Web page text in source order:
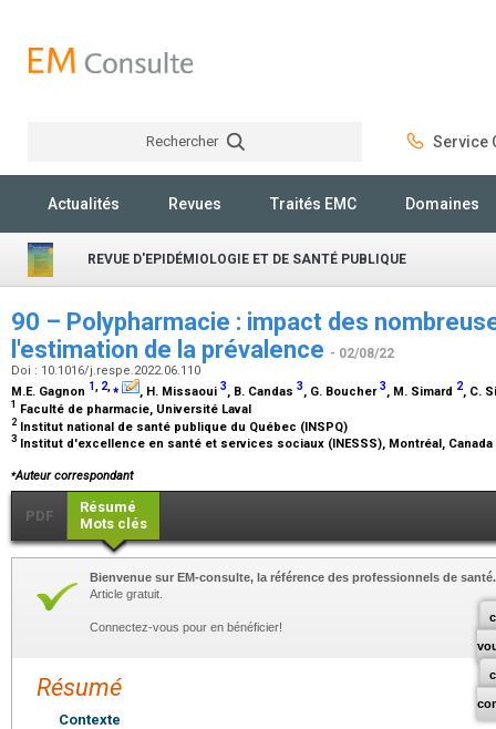
Rechercher Service
Actualités Revues Traités EMC Domaines
REVUE D'EPIDÉMIOLOGIE ET DE SANTÉ PUBLIQUE
90 – Polypharmacie : impact des
l'estimation de la prévalence - 02/08/22
Doi : 10.1016/j.respe.2022.06.110
M.E. Gagnon 1, 2,⁎ , H. Missaoui 3, B. Candas 3, G. Boucher3, M. Simard 2, C.
1 Faculté de pharmacie, Université Laval
2 Institut national de santé publique du Québec (INSPQ)
3 Institut d'excellence en santé et services sociaux (INESSS), Montréal, Canada
⁎Auteur correspondant
PDF
Résumé
Mots clés
Bienvenue sur EM-consulte, la référence des professionnels de santé.
Article gratuit.
Connectez-vous pour en bénéficier!
Résumé
Contexte